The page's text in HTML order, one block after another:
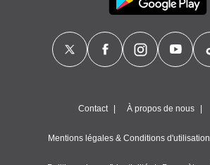
Contact À propos de nous
Mentions légales & Conditions d'utilisation